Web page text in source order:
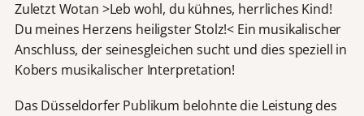
Zuletzt Wotan >Leb wohl, du kühnes, herrliches Kind!
Du meines Herzens heiligster Stolz!< Ein musikalischer
Anschluss, der seinesgleichen sucht und dies speziell in
Kobers musikalischer Interpretation!
Das Düsseldorfer Publikum belohnte die Leistung des